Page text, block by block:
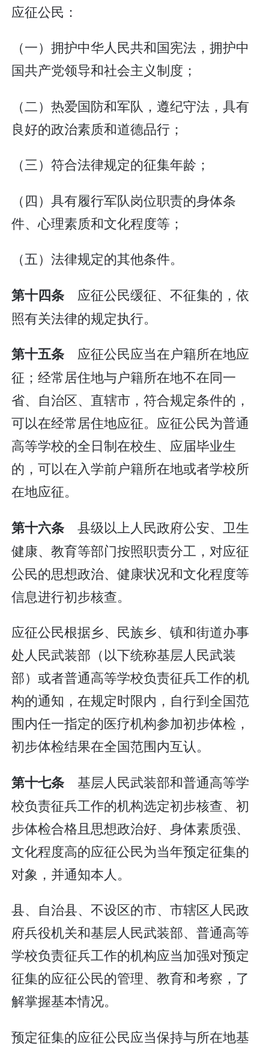
应征公民：
（一）拥护中华人民共和国宪法，拥护中
国共产党领导和社会主义制度；
（二）热爱国防和军队，遵纪守法，具有
良好的政治素质和道德品行；
（三）符合法律规定的征集年龄；
（四）具有履行军队岗位职责的身体条
件、心理素质和文化程度等；
（五）法律规定的其他条件。
第十四条 应征公民缓征、不征集的，依
照有关法律的规定执行。
第十五条 应征公民应当在户籍所在地应
征；经常居住地与户籍所在地不在同一
省、自治区、直辖市，符合规定条件的，
可以在经常居住地应征。应征公民为普通
高等学校的全日制在校生、应届毕业生
的，可以在入学前户籍所在地或者学校所
在地应征。
第十六条 县级以上人民政府公安、卫生
健康、教育等部门按照职责分工，对应征
公民的思想政治、健康状况和文化程度等
信息进行初步核查。
应征公民根据乡、民族乡、镇和街道办事
处人民武装部（以下统称基层人民武装
部）或者普通高等学校负责征兵工作的机
构的通知，在规定时限内，自行到全国范
围内任一指定的医疗机构参加初步体检，
初步体检结果在全国范围内互认。
第十七条 基层人民武装部和普通高等学
校负责征兵工作的机构选定初步核查、初
步体检合格且思想政治好、身体素质强、
文化程度高的应征公民为当年预定征集的
对象，并通知本人。
县、自治县、不设区的市、市辖区人民政
府兵役机关和基层人民武装部、普通高等
学校负责征兵工作的机构应当加强对预定
征集的应征公民的管理、教育和考察，了
解掌握基本情况。
预定征集的应征公民应当保持与所在地基